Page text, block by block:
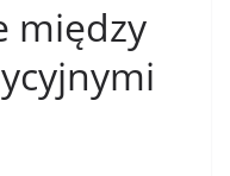
między